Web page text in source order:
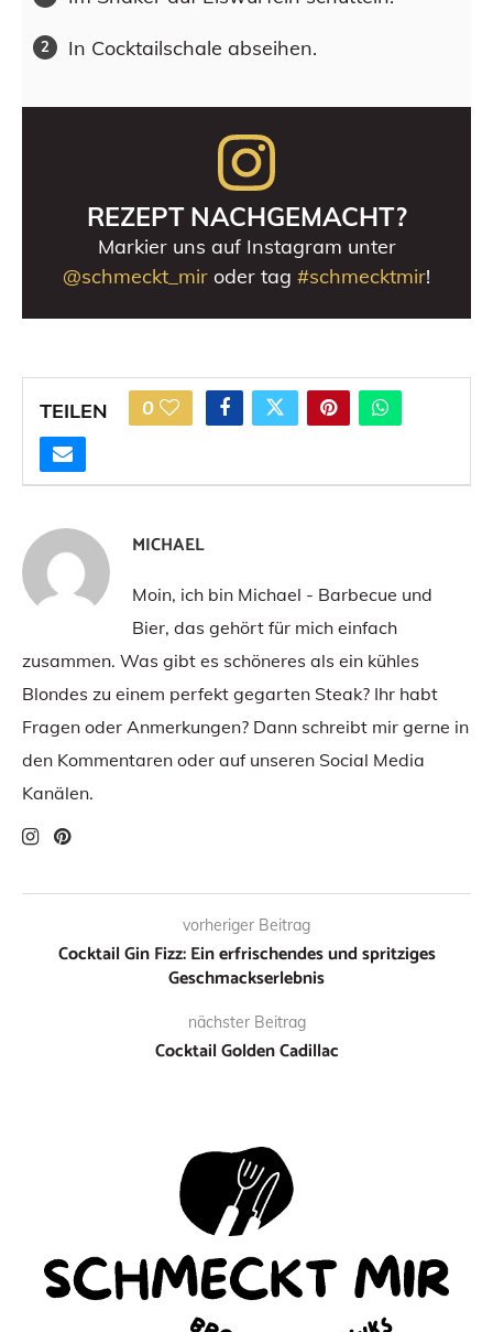
In Cocktailschale abseihen.
REZEPT NACHGEMACHT?
Markier uns auf Instagram unter
@schmeckt_mir oder tag #schmecktmir!
TEILEN 0
MICHAEL
Moin, ich bin Michael - Barbecue und
Bier, das gehört für mich einfach
zusammen. Was gibt es schöneres als ein kühles
Blondes zu einem perfekt gegarten Steak? Ihr habt
Fragen oder Anmerkungen? Dann schreibt mir gerne in
den Kommentaren oder auf unseren Social Media
Kanälen.
vorheriger Beitrag
Cocktail Gin Fizz: Ein erfrischendes und spritziges
Geschmackserlebnis
nächster Beitrag
Cocktail Golden Cadillac